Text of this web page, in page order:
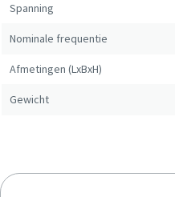
Spanning
Nominale frequentie
Afmetingen (LxBxH)
Gewicht